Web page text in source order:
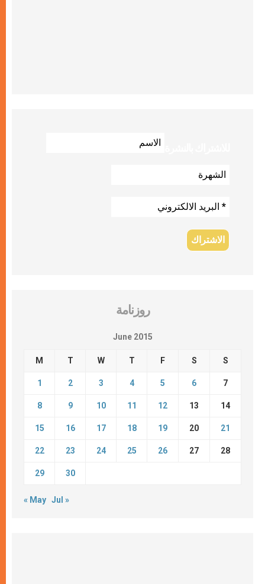
روزنامة
June 2015
M T W T F S S
1 2 3 4 5 6 7
8 9 10 11 12 13 14
15 16 17 18 19 20 21
22 23 24 25 26 27 28
29 30
« May Jul »